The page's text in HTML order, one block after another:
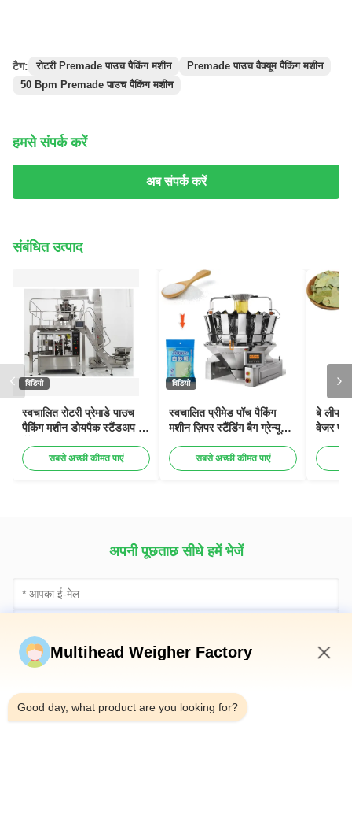
टैग: रोटरी Premade पाउच पैकिंग मशीन
Premade पाउच वैक्यूम पैकिंग मशीन
50 Bpm Premade पाउच पैकिंग मशीन
हमसे संपर्क करें
अब संपर्क करें
संबंधित उत्पाद
विडियो
स्वचालित रोटरी प्रेमाडे पाउच
पैकिंग मशीन डोयपैक स्टैंडअप बैग
पैकेजिंग
सबसे अच्छी कीमत पाएं
विडियो
स्वचालित प्रीमेड पॉच पैकिंग
मशीन ज़िपर स्टैंडिंग बैग ग्रेन्यूल
चीनी नमक चावल अनाज पैकिंग
मशीन
सबसे अच्छी कीमत पाएं
बे लीफ
वेजर
फंक्शन
अपनी पूछताछ सीधे हमें भेजें
Multihead Weigher Factory
Good day, what product are you looking for?